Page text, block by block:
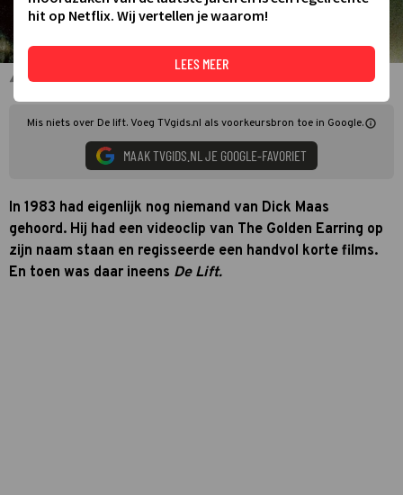
Willeke van Ammelrooy en Huub Stapel in De Lift
Mis niets over De lift. Voeg TVgids.nl als voorkeursbron toe in Google.
MAAK TVGIDS.NL JE GOOGLE-FAVORIET
In 1983 had eigenlijk nog niemand van Dick Maas
gehoord. Hij had een videoclip van The Golden Earring op
zijn naam staan en regisseerde een handvol korte films.
En toen was daar ineens De Lift.
hit op Netflix. Wij vertellen je waarom!
LEES MEER